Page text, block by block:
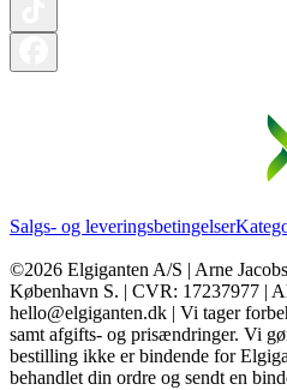
Salgs- og leveringsbetingelser
©2026 Elgiganten A/S | Arne
København S. | CVR: 17237977 |
hello@elgiganten.dk | Vi tager
samt afgifts- og prisændringer. Vi
bestilling ikke er bindende for
behandlet din ordre og sendt en